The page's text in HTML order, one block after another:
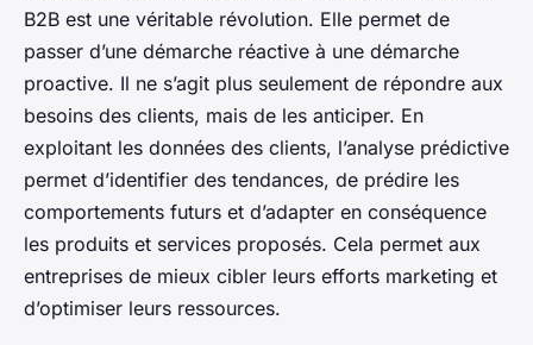
B2B est une véritable révolution. Elle permet de
passer d’une démarche réactive à une démarche
proactive. Il ne s’agit plus seulement de répondre aux
besoins des clients, mais de les anticiper. En
exploitant les données des clients, l’analyse prédictive
permet d’identifier des tendances, de prédire les
comportements futurs et d’adapter en conséquence
les produits et services proposés. Cela permet aux
entreprises de mieux cibler leurs efforts marketing et
d’optimiser leurs ressources.